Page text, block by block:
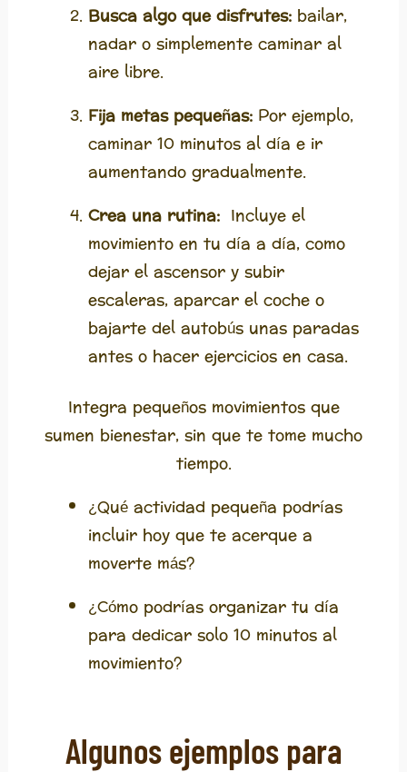
Busca algo que disfrutes: bailar,
nadar o simplemente caminar al
aire libre.
Fija metas pequeñas: Por ejemplo,
caminar 10 minutos al día e ir
aumentando gradualmente.
Crea una rutina: Incluye el
movimiento en tu día a día, como
dejar el ascensor y subir
escaleras, aparcar el coche o
bajarte del autobús unas paradas
antes o hacer ejercicios en casa.
Integra pequeños movimientos que
sumen bienestar, sin que te tome mucho
tiempo.
¿Qué actividad pequeña podrías
incluir hoy que te acerque a
moverte más?
¿Cómo podrías organizar tu día
para dedicar solo 10 minutos al
movimiento?
Algunos ejemplos para